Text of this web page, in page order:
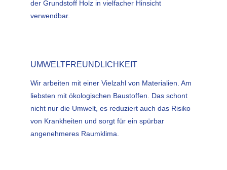
der Grundstoff Holz in vielfacher Hinsicht
verwendbar.
UMWELTFREUNDLICHKEIT
Wir arbeiten mit einer Vielzahl von Materialien. Am
liebsten mit ökologischen Baustoffen. Das schont
nicht nur die Umwelt, es reduziert auch das Risiko
von Krankheiten und sorgt für ein spürbar
angenehmeres Raumklima.